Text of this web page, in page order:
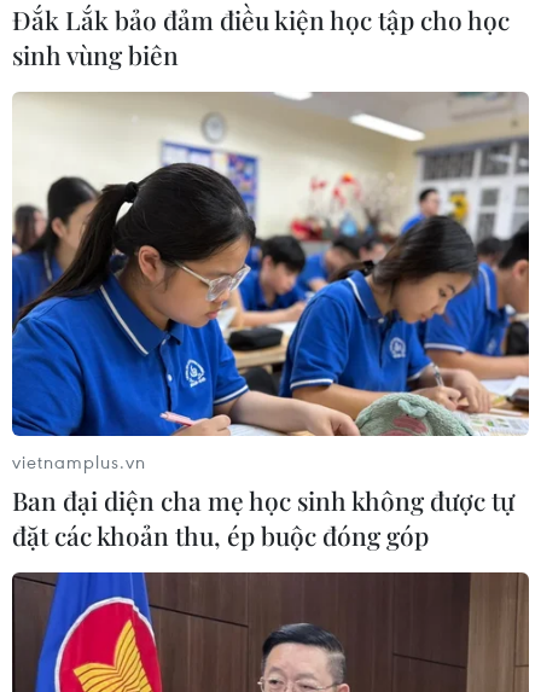
BSR phối trộn thành công dầu Diesel
sinh học B5 và B10
07/08/2026 05:02
Cà Mau quảng bá thương hiệu, kết
nối đầu tư, đưa ngành tôm phát triển
bền vững
07/08/2026 03:04
Giá vàng trong nước giảm nhẹ,
thương hiệu SJC lùi về ngưỡng 142,2
07/08/2026 02:21
Kho dự trữ khí đốt của EU còn chưa
đầy 60% ngay trước mùa Đông
07/08/2026 01:50
Đắk Lắk bảo đảm điều kiện học tập cho học
sinh vùng biên
vietnamplus.vn
Ban đại diện cha mẹ học sinh không được tự
đặt các khoản thu, ép buộc đóng góp